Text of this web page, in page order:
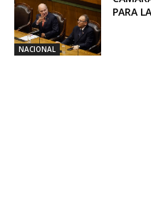
NACIONAL
PARA